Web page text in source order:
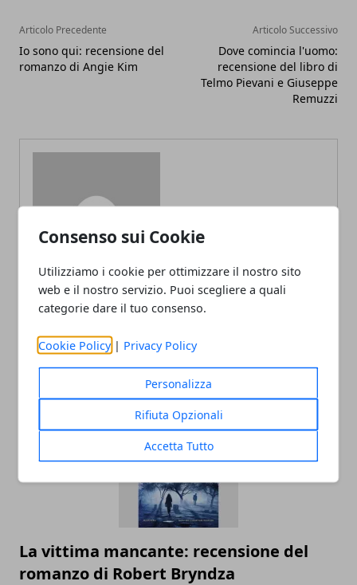
Consenso sui Cookie
Utilizziamo i cookie per ottimizzare il nostro sito
web e il nostro servizio. Puoi scegliere a quali
categorie dare il tuo consenso.
Cookie Policy | Privacy Policy
Personalizza
Rifiuta Opzionali
Accetta Tutto
Articolo Precedente
Io sono qui: recensione del
romanzo di Angie Kim
Articolo Successivo
Dove comincia l'uomo:
recensione del libro di
Telmo Pievani e Giuseppe
Remuzzi
La vittima mancante: recensione del
romanzo di Robert Bryndza